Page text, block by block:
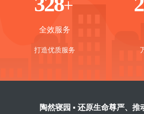
+
全效服务
打造优质服务
陶然寝园 ▪ 还原生命尊严、推